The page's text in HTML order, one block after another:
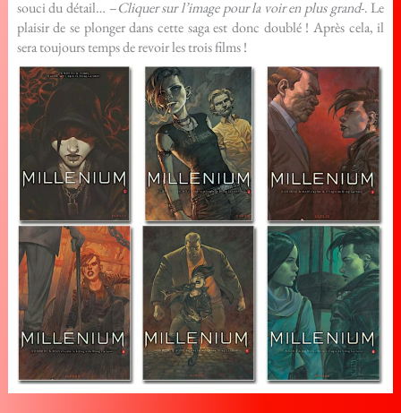
souci du détail… –Cliquer sur l’image pour la voir en plus grand-. Le
plaisir de se plonger dans cette saga est donc doublé ! Après cela, il
sera toujours temps de revoir les trois films !